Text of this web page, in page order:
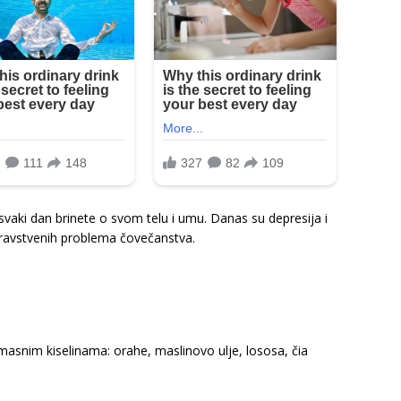
dan brinete o svom telu i umu. Danas su depresija i
problema čovečanstva.
kiselinama: orahe, maslinovo ulje, lososa, čia